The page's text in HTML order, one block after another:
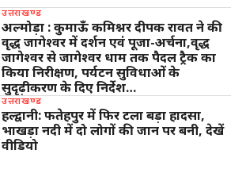
उत्तराखण्ड
अल्मोड़ा : कुमाऊँ कमिश्नर दीपक रावत ने की
वृद्ध जागेश्वर में दर्शन एवं पूजा-अर्चना,वृद्ध
जागेश्वर से जागेश्वर धाम तक पैदल ट्रैक का
किया निरीक्षण, पर्यटन सुविधाओं के
सुदृढ़ीकरण के दिए निर्देश…
उत्तराखण्ड
हल्द्वानी: फतेहपुर में फिर टला बड़ा हादसा,
भाखड़ा नदी में दो लोगों की जान पर बनी, देखें
वीडियो